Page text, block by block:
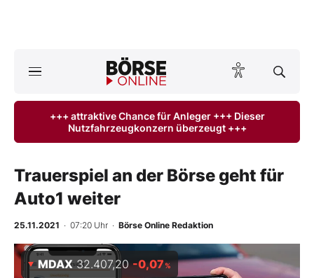
Anlageprodukte
Finanz-Check
Abo & Shop
Experten
+++ attraktive Chance für Anleger +++ Dieser
Nutzfahrzeugkonzern überzeugt +++
Trauerspiel an der Börse geht für
Auto1 weiter
25.11.2021 · 07:20 Uhr · Börse Online Redaktion
MDAX 32.407,20 -0,07%